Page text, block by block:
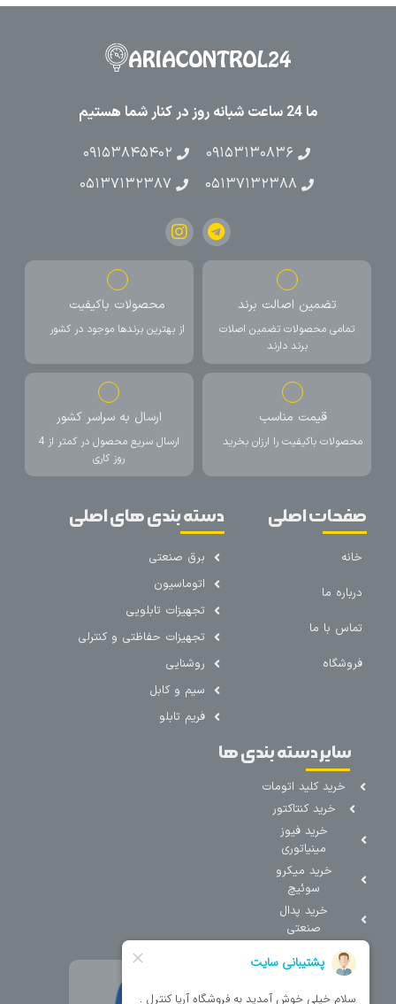
ما 24 ساعت شبانه روز در کنار شما هستیم
۰۹۱۵۳۱۳۰۸۳۶
۰۹۱۵۳۸۴۵۴۰۲
۰۵۱۳۷۱۳۲۳۸۸
۰۵۱۳۷۱۳۲۳۸۷
تضمین اصالت برند
تمامی محصولات تضمین اصلات
برند دارند
محصولات باکیفیت
از بهترین برندها موجود در کشور
قیمت مناسب
محصولات باکیفیت را ارزان بخرید
ارسال به سراسر کشور
ارسال سریع محصول در کمتر از 4
روز کاری
صفحات اصلی
خانه
درباره ما
تماس با ما
فروشگاه
دسته بندی های اصلی
برق صنعتی
اتوماسیون
تجهیزات تابلویی
تجهیزات حفاظتی و کنترلی
روشنایی
سیم و کابل
فریم تابلو
سایر دسته بندی ها
خرید کلید اتومات
خرید کنتاکتور
خرید فیوز
مینیاتوری
خرید میکرو
سوئیچ
خرید پدال
صنعتی